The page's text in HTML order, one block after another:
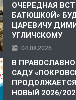
ОЧЕРЕДНАЯ
БАТЮШКОЙ»
ЦАРЕВИЧУ
УГЛИЧСКОМУ
04.08.2026
В
САДУ
НОВЫЙ 2026/